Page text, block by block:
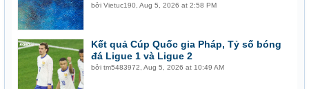
bởiVietuc190 ,Aug 5, 2026 at 2:58 PM
Kết quả Cúp Quốc gia Pháp, Tỷ số bóng
đá Ligue 1 và Ligue 2
bởitm5483972 ,Aug 5, 2026 at 10:49 AM